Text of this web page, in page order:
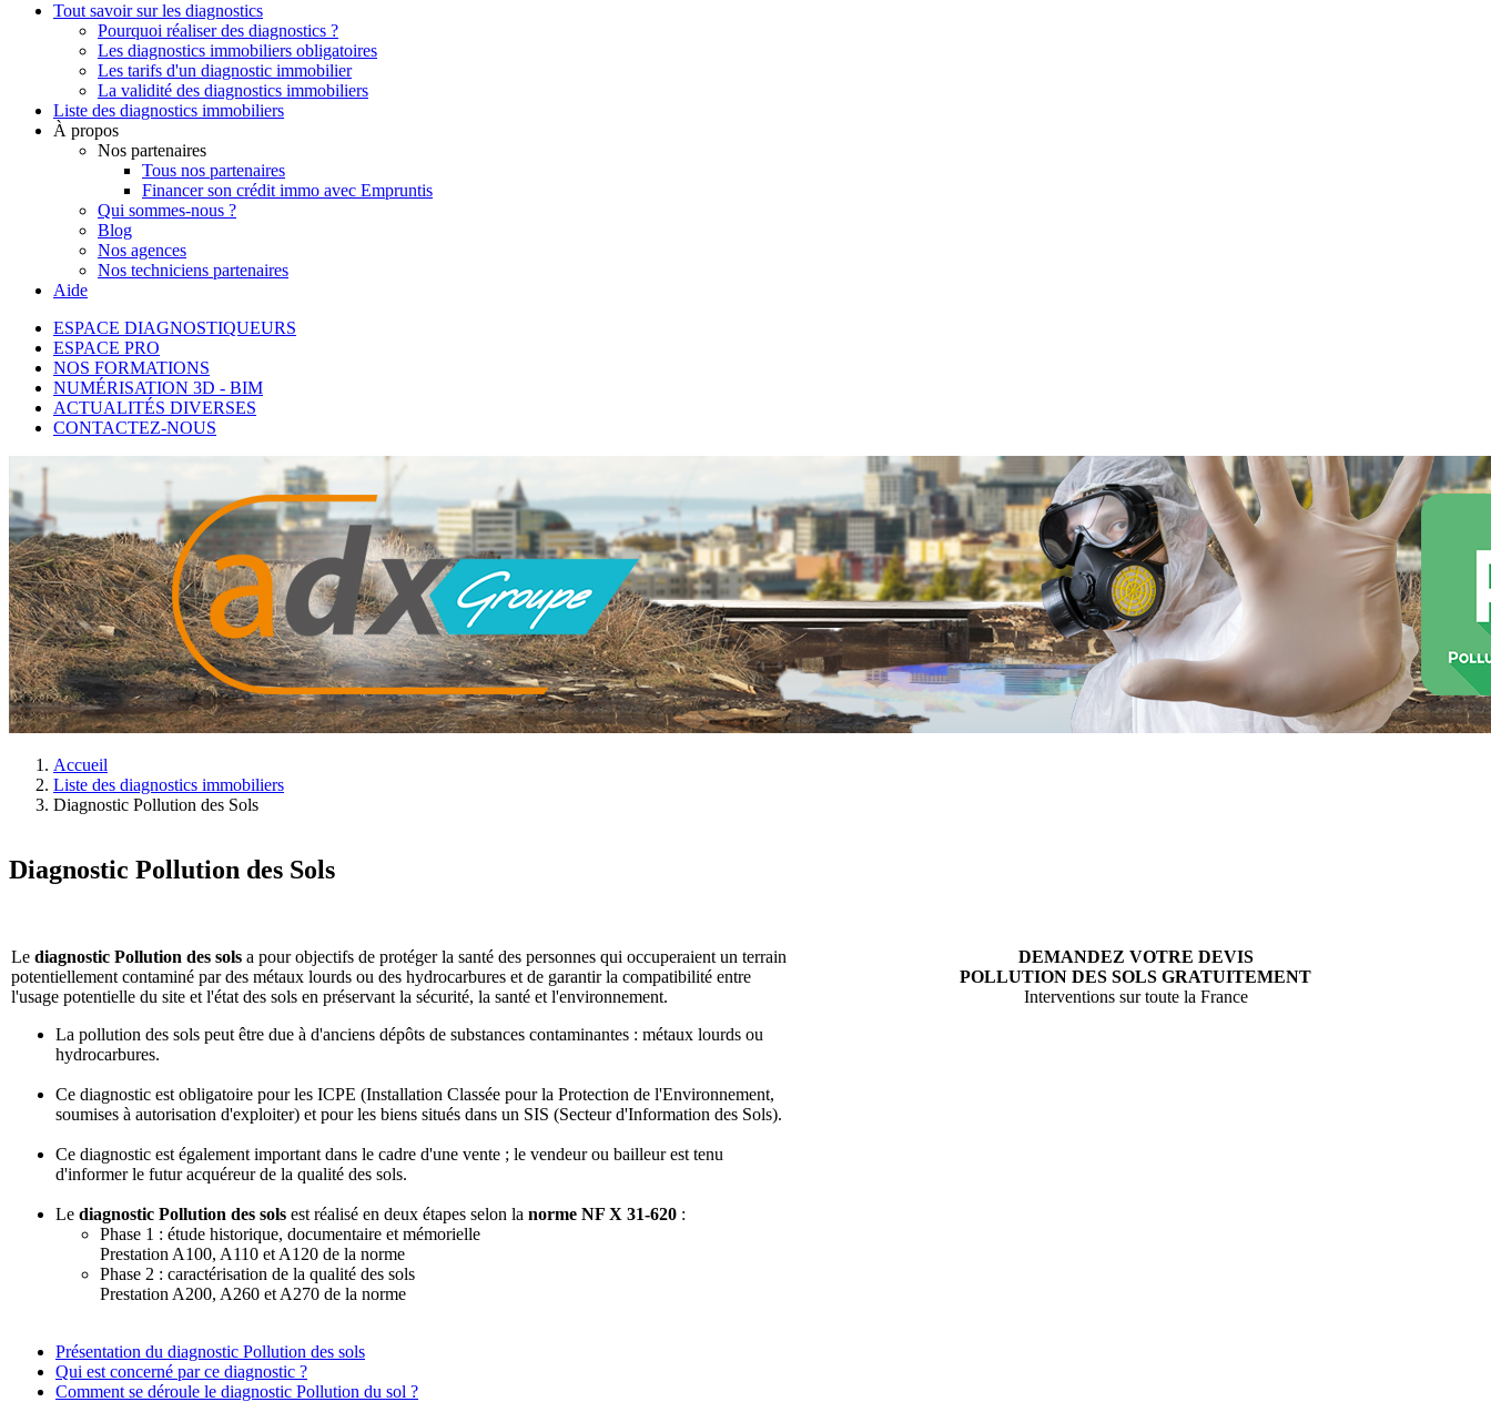
Tout savoir sur les diagnostics
Pourquoi réaliser des diagnostics ?
Les diagnostics immobiliers obligatoires
Les tarifs d'un diagnostic immobilier
La validité des diagnostics immobiliers
Liste des diagnostics immobiliers
À propos
Nos partenaires
Tous nos partenaires
Financer son crédit immo avec Empruntis
Qui sommes-nous ?
Blog
Nos agences
Nos techniciens partenaires
Aide
ESPACE DIAGNOSTIQUEURS
ESPACE PRO
NOS FORMATIONS
NUMÉRISATION 3D - BIM
ACTUALITÉS DIVERSES
CONTACTEZ-NOUS
Accueil
Liste des diagnostics immobiliers
Diagnostic Pollution des Sols
Diagnostic Pollution des Sols
Le diagnostic Pollution des sols a pour objectifs de protéger la santé des personnes qui occuperaient un terrain
potentiellement contaminé par des métaux lourds ou des hydrocarbures et de garantir la compatibilité entre
l'usage potentielle du site et l'état des sols en préservant la sécurité, la santé et l'environnement.
La pollution des sols peut être due à d'anciens dépôts de substances contaminantes : métaux lourds ou
hydrocarbures.
Ce diagnostic est obligatoire pour les ICPE (Installation Classée pour la Protection de l'Environnement,
soumises à autorisation d'exploiter) et pour les biens situés dans un SIS (Secteur d'Information des Sols).
Ce diagnostic est également important dans le cadre d'une vente ; le vendeur ou bailleur est tenu
d'informer le futur acquéreur de la qualité des sols.
Le diagnostic Pollution des sols est réalisé en deux étapes selon la norme NF X 31-620 :
Phase 1 : étude historique, documentaire et mémorielle
Prestation A100, A110 et A120 de la norme
Phase 2 : caractérisation de la qualité des sols
Prestation A200, A260 et A270 de la norme
Présentation du diagnostic Pollution des sols
Qui est concerné par ce diagnostic ?
Comment se déroule le diagnostic Pollution du sol ?
DEMANDEZ VOTRE DEVIS
POLLUTION DES SOLS GRATUITEMENT
Interventions sur toute la France